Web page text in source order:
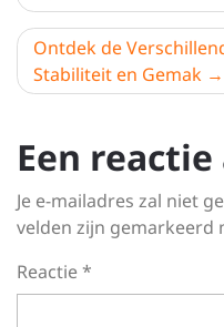
Ontdek de
Stabiliteit en Gemak
Een
Je e-mailadres zal niet
velden zijn gemarkeerd
Reactie*